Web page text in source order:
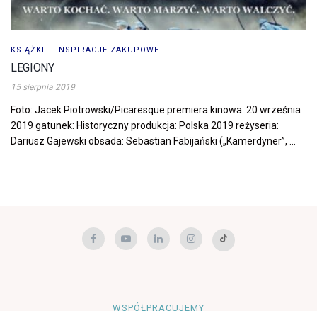
KSIĄŻKI – INSPIRACJE ZAKUPOWE
LEGIONY
15 sierpnia 2019
Foto: Jacek Piotrowski/Picaresque premiera kinowa: 20 września
2019 gatunek: Historyczny produkcja: Polska 2019 reżyseria:
Dariusz Gajewski obsada: Sebastian Fabijański („Kamerdyner”, ...
WSPÓŁPRACUJEMY